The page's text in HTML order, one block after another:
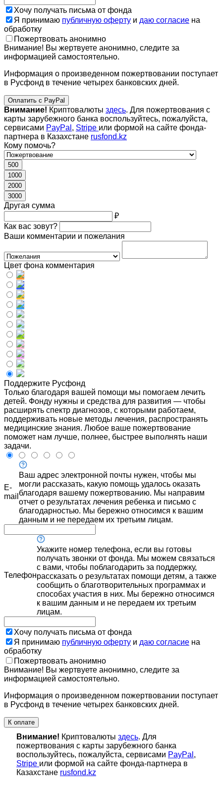
Хочу получать письма от фонда
Я принимаю публичную оферту и даю согласие на
обработку
Пожертвовать анонимно
Внимание! Вы жертвуете анонимно, следите за
информацией самостоятельно.
Информация о произведенном пожертвовании поступает
в Русфонд в течение четырех банковских дней.
Оплатить с PayPal
Внимание! Криптовалюты здесь. Для пожертвования с
карты зарубежного банка воспользуйтесь, пожалуйста,
сервисами PayPal , Stripe или формой на сайте фонда-
партнера в Казахстане rusfond.kz
Кому помочь?
500
1000
2000
3000
Другая сумма
₽
Как вас зовут?
Ваши комментарии и пожелания
Цвет фона комментария
Поддержите Русфонд
Только благодаря вашей помощи мы помогаем лечить
детей. Фонду нужны и средства для развития — чтобы
расширять спектр диагнозов, с которыми работаем,
поддерживать новые методы лечения, распространять
медицинские знания. Любое ваше пожертвование
поможет нам лучше, полнее, быстрее выполнять наши
задачи.
E-
mail
Ваш адрес электронной почты нужен, чтобы мы
могли рассказать, какую помощь удалось оказать
благодаря вашему пожертвованию. Мы направим
отчет о результатах лечения ребенка и письмо с
благодарностью. Мы бережно относимся к вашим
данным и не передаем их третьим лицам.
Телефон
Укажите номер телефона, если вы готовы
получать звонки от фонда. Мы можем связаться
с вами, чтобы поблагодарить за поддержку,
рассказать о результатах помощи детям, а также
сообщить о благотворительных программах и
способах участия в них. Мы бережно относимся
к вашим данным и не передаем их третьим
лицам.
Хочу получать письма от фонда
Я принимаю публичную оферту и даю согласие на
обработку
Пожертвовать анонимно
Внимание! Вы жертвуете анонимно, следите за
информацией самостоятельно.
Информация о произведенном пожертвовании поступает
в Русфонд в течение четырех банковских дней.
К оплате
Внимание! Криптовалюты здесь. Для
пожертвования с карты зарубежного банка
воспользуйтесь, пожалуйста, сервисами PayPal ,
Stripe или формой на сайте фонда-партнера в
Казахстане rusfond.kz